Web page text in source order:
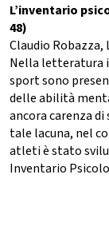
L’inventario
48)
Claudio
Nella letteratura
sport sono
delle abilità
ancora carenza
tale lacuna, nel
atleti è stato
Inventario